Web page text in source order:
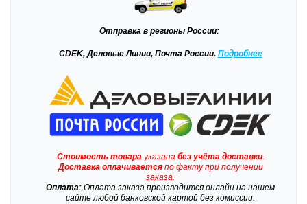
Отправка в регионы России:
CDEK, Деловые Линии, Почта России. Подробнее
Стоимость товарауказана без учёта доставки.
Доставкаоплачиваетсяпо факту при получении
заказа.
Оплата: Оплата заказа производится онлайн на нашем
сайте любой банковской картой без комиссии.